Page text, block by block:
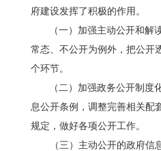
府建设发挥了积极的作用。
（一）加强主动公开和解
常态、不公开为例外，把公开
个环节。
（二）加强政务公开制度
息公开条例，调整完善相关配
规定，做好各项公开工作。
（三 ）主动公开的政府信